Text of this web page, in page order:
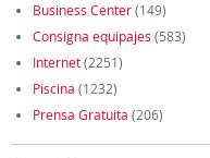
Business Center(149)
Consigna equipajes (583)
Internet(2251)
Piscina (1232)
Prensa Gratuita (206)